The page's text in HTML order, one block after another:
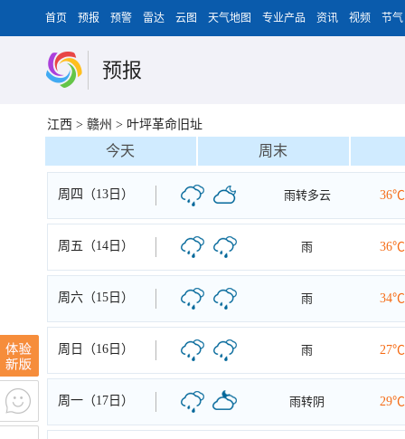
首页 预报 预警 雷达 云图 天气地图 专业产品 资讯 视频 节气
预报
江西 > 赣州 > 叶坪革命旧址
今天 周末
周四（13日） 雨转多云 36℃
周五（14日） 雨 36℃
周六（15日） 雨 34℃
周日（16日） 雨 27℃
周一（17日） 雨转阴 29℃